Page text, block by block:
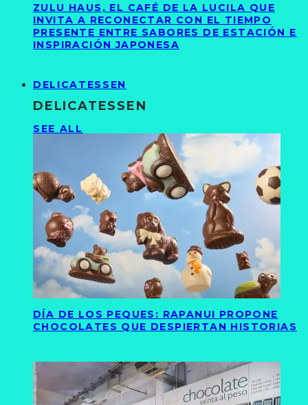
ZULU HAUS, EL CAFÉ DE LA LUCILA QUE
INVITA A RECONECTAR CON EL TIEMPO
PRESENTE ENTRE SABORES DE ESTACIÓN E
INSPIRACIÓN JAPONESA
DELICATESSEN
DELICATESSEN
SEE ALL
DÍA DE LOS PEQUES: RAPANUI PROPONE
CHOCOLATES QUE DESPIERTAN HISTORIAS